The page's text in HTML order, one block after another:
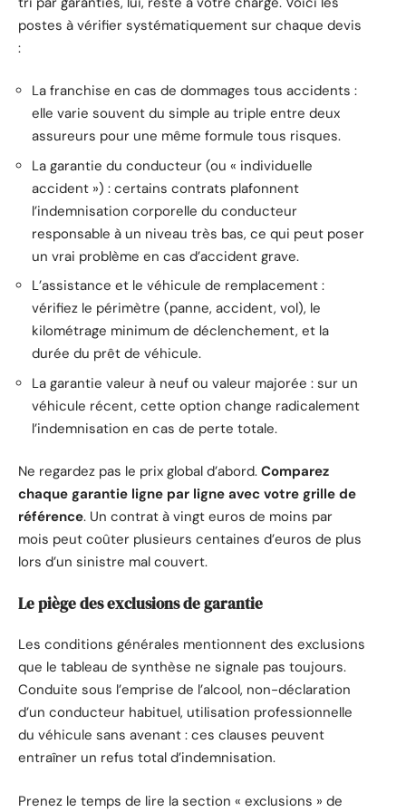
postes à vérifier systématiquement sur chaque devis
:
La franchise en cas de dommages tous accidents :
elle varie souvent du simple au triple entre deux
assureurs pour une même formule tous risques.
La garantie du conducteur (ou « individuelle
accident ») : certains contrats plafonnent
l’indemnisation corporelle du conducteur
responsable à un niveau très bas, ce qui peut poser
un vrai problème en cas d’accident grave.
L’assistance et le véhicule de remplacement :
vérifiez le périmètre (panne, accident, vol), le
kilométrage minimum de déclenchement, et la
durée du prêt de véhicule.
La garantie valeur à neuf ou valeur majorée : sur un
véhicule récent, cette option change radicalement
l’indemnisation en cas de perte totale.
Ne regardez pas le prix global d’abord. Comparez
chaque garantie ligne par ligne avec votre grille de
référence. Un contrat à vingt euros de moins par
mois peut coûter plusieurs centaines d’euros de plus
lors d’un sinistre mal couvert.
Le piège des exclusions de garantie
Les conditions générales mentionnent des exclusions
que le tableau de synthèse ne signale pas toujours.
Conduite sous l’emprise de l’alcool, non-déclaration
d’un conducteur habituel, utilisation professionnelle
du véhicule sans avenant : ces clauses peuvent
entraîner un refus total d’indemnisation.
Prenez le temps de lire la section « exclusions » de